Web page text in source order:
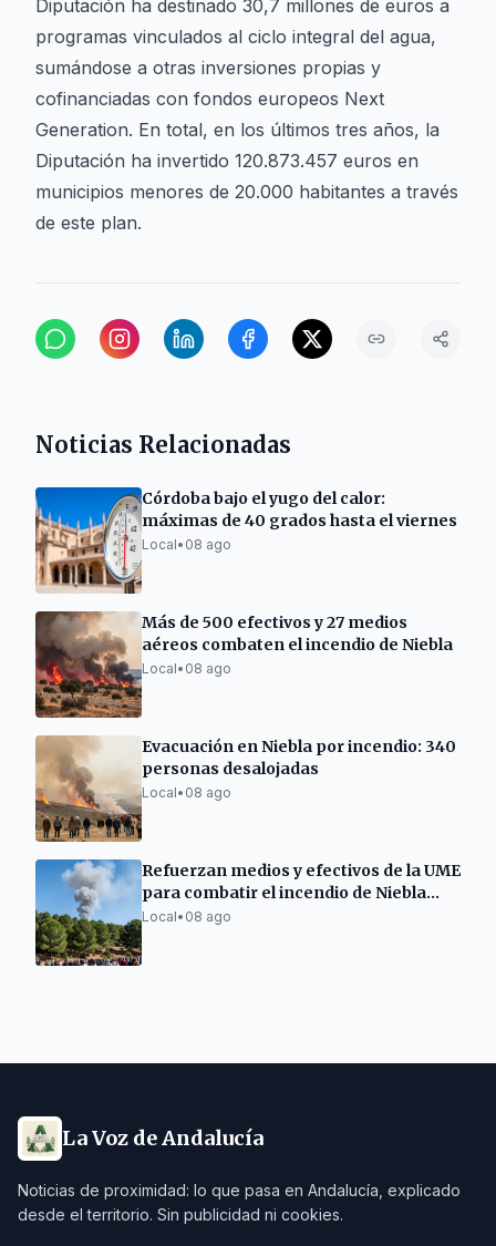
Diputación ha destinado 30,7 millones de euros a
programas vinculados al ciclo integral del agua,
sumándose a otras inversiones propias y
cofinanciadas con fondos europeos Next
Generation. En total, en los últimos tres años, la
Diputación ha invertido 120.873.457 euros en
municipios menores de 20.000 habitantes a través
de este plan.
Noticias Relacionadas
Córdoba bajo el yugo del calor:
máximas de 40 grados hasta el viernes
Local• 08 ago
Más de 500 efectivos y 27 medios
aéreos combaten el incendio de Niebla
Local• 08 ago
Evacuación en Niebla por incendio: 340
personas desalojadas
Local• 08 ago
Refuerzan medios y efectivos de la UME
para combatir el incendio de Niebla
(Huelva)
Local• 08 ago
La Voz de Andalucía
Noticias de proximidad: lo que pasa en Andalucía, explicado
desde el territorio. Sin publicidad ni cookies.